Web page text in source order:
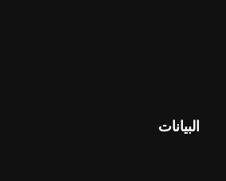
البيانات